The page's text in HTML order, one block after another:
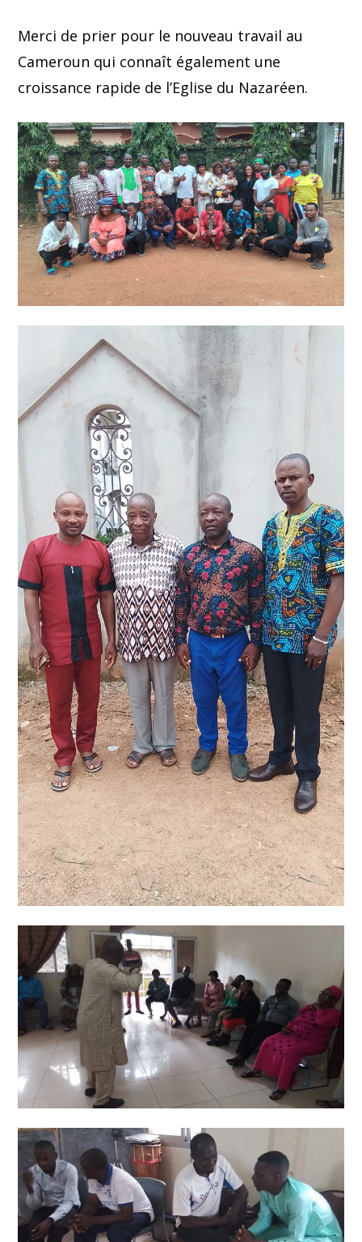
Merci de prier pour le nouveau travail au
Cameroun qui connaît également une
croissance rapide de l’Eglise du Nazaréen.